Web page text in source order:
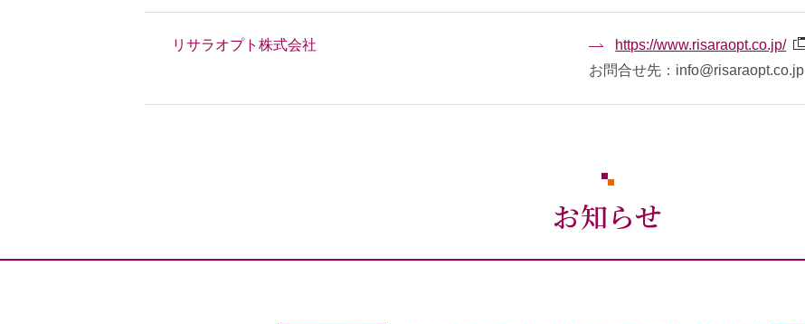
リサラオプト株式会社
https://www.risaraopt.co.jp/
お問合せ先：info@risaraopt.co.jp
お知らせ